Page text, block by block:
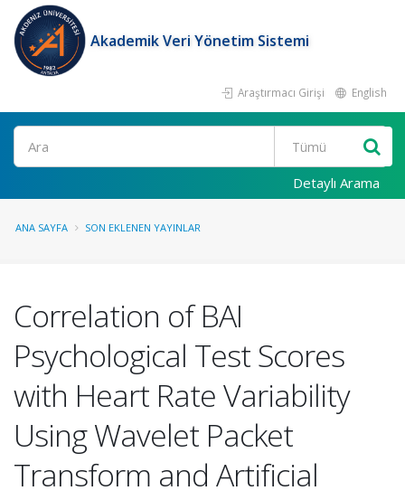
Akademik Veri Yönetim Sistemi
Araştırmacı Girişi English
Ara
Detaylı Arama
ANA SAYFA SON EKLENEN YAYINLAR
Correlation of BAI
Psychological Test Scores
with Heart Rate Variability
Using Wavelet Packet
Transform and Artificial